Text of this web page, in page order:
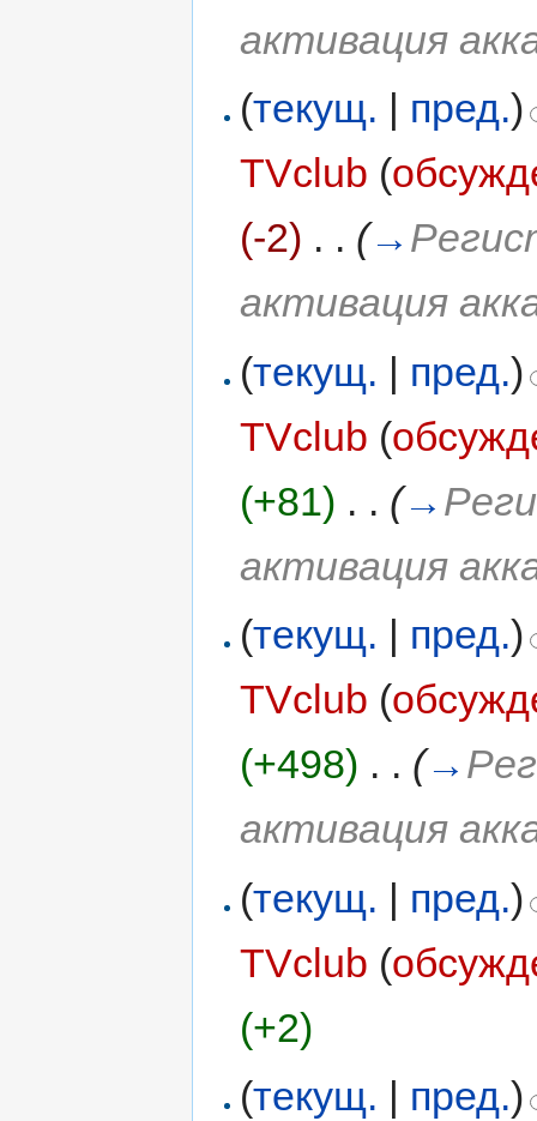
активация
(текущ. пред.)
TVclub (
(-2) . . (→
активация
(текущ. | пред.)
TVclub (
(+81) . . (→
активация
(текущ. | пред.)
TVclub (
(+498) . . (→
активация
(текущ. | пред.)
TVclub (
(+2)
(текущ. | пред.)